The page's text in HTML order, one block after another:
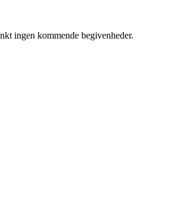
ingen kommende begivenheder.